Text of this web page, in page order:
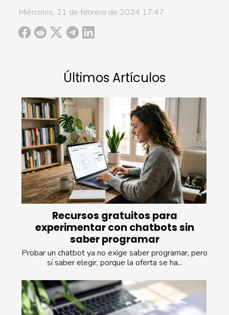
Últimos Artículos
Recursos gratuitos para
experimentar con chatbots sin
saber programar
Probar un chatbot ya no exige saber programar, pero
sí saber elegir, porque la oferta se ha...
Miércoles, 21 de febrero de 2024 17:47